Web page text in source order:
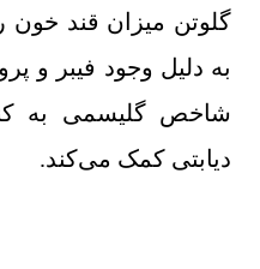
گلوتن میزان قند
به دلیل وجود فیبر و
شاخص گلیسمی به
دیابتی کمک می‌کند.